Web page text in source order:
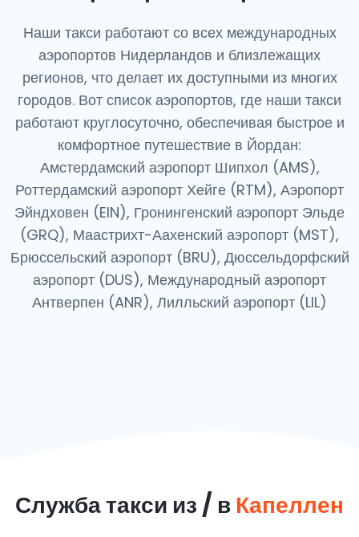
Наши такси работают со всех международных
аэропортов Нидерландов и близлежащих
регионов, что делает их доступными из многих
городов. Вот список аэропортов, где наши такси
работают круглосуточно, обеспечивая быстрое и
комфортное путешествие в Йордан:
Амстердамский аэропорт Шипхол (AMS),
Роттердамский аэропорт Хейге (RTM), Аэропорт
Эйндховен (EIN), Гронингенский аэропорт Эльде
(GRQ), Маастрихт-Аахенский аэропорт (MST),
Брюссельский аэропорт (BRU), Дюссельдорфский
аэропорт (DUS), Международный аэропорт
Антверпен (ANR), Лилльский аэропорт (LIL)
Служба такси из / в Капеллен